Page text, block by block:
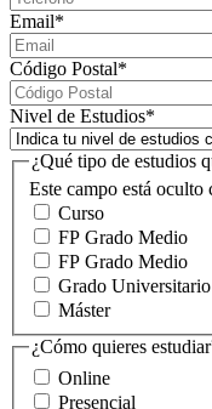
Email*
Código Postal*
Nivel de Estudios*
Este campo está
¿Qué tipo de estudios
Curso
FP Grado Medio
FP Grado Medio
Grado Universitario
Máster
¿Cómo quieres
Online
Presencial